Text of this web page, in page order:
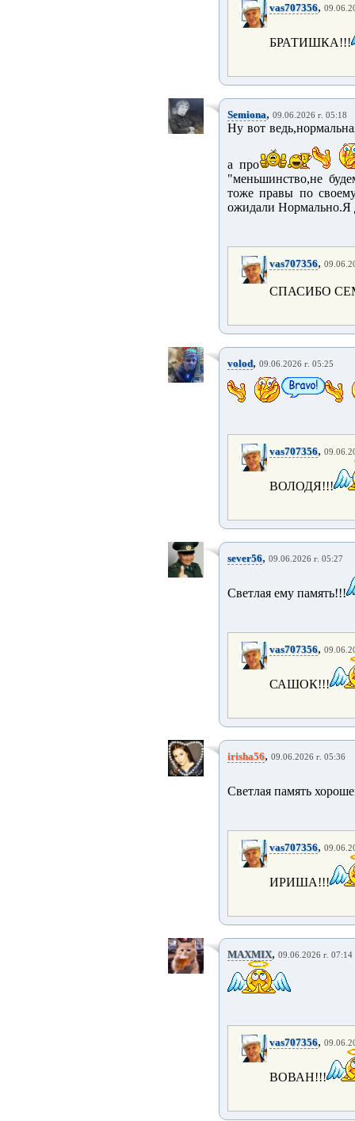
vas707356,
БРАТИШКА!!!
Semiona, 09.06.2026 г. 05:18
Ну вот
а про
"меньшинство,не
тоже правы по
ожидали Нормально.Я
vas707356,
СПАСИБО
volod, 09.06.2026 г. 05:25
vas707356,
ВОЛОДЯ!!!
sever56, 09.06.2026 г. 05:27
Светлая ему память!!!
vas707356,
САШОК!!!
irisha56, 09.06.2026 г. 05:36
Светлая память
vas707356,
ИРИША!!!
MAXMIX, 09.06.2026 г. 07:14
vas707356,
ВОВАН!!!